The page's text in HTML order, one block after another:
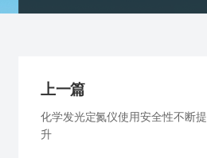
上一篇
化学发光定氮仪使用安全性不断提
升